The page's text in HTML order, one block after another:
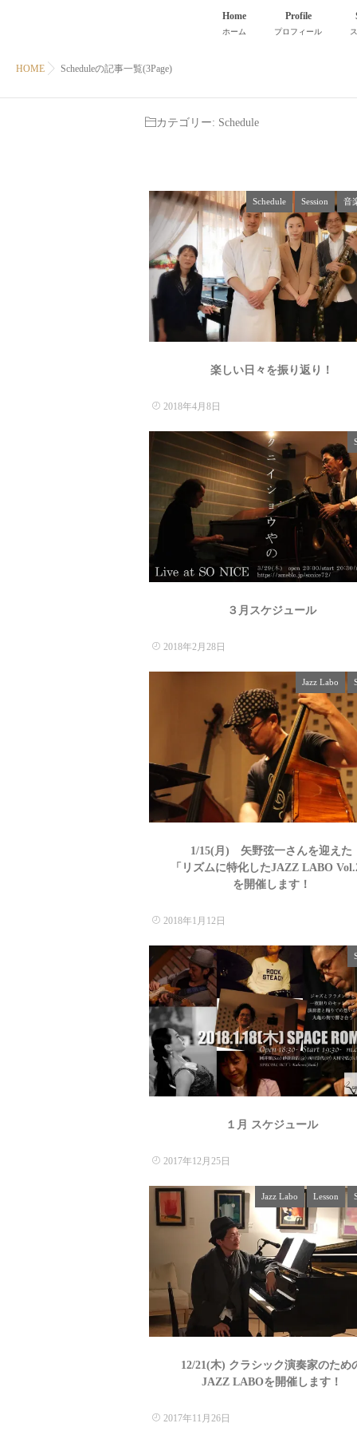
Home
ホーム
Profile
プロフィール
HOME Scheduleの記事一覧(3Page)
カテゴリー: Schedule
Schedule Session 音
楽しい日々を振り返り！
2018年4月8日
３月スケジュール
2018年2月28日
Jazz Labo
1/15(月) 矢野弦一さんを迎えた
「リズムに特化したJAZZ LABO
を開催します！
2018年1月12日
１月 スケジュール
2017年12月25日
Jazz Labo Lesson
12/21(木) クラシック演奏家のため
JAZZ LABOを開催します！
2017年11月26日